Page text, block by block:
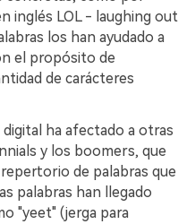
inglés LOL - laughing out
los han ayudado a
el propósito de
de carácteres
ha afectado a otras
y los boomers, que
de palabras que
palabras han llegado
"yeet" (jerga para